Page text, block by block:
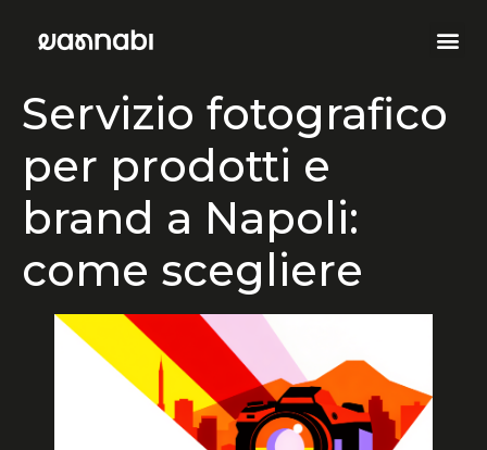
Servizio fotografico
per prodotti e
brand a Napoli:
come scegliere